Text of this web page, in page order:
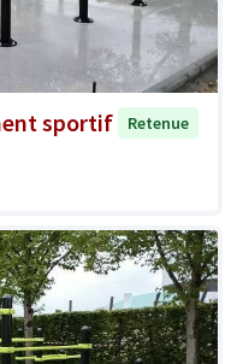
sportif
Retenue